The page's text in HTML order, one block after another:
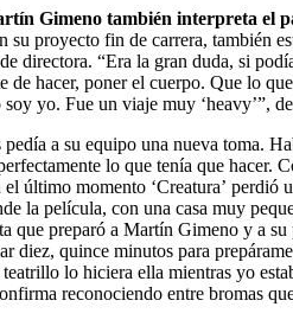
Gimeno también interpreta el
proyecto fin de carrera, también
directora. “Era la gran duda, si
de hacer, poner el cuerpo. Que lo
yo. Fue un viaje muy ‘heavy’”,
a su equipo una nueva toma.
lo que tenía que hacer.
último momento ‘Creatura’ perdió
la película, con una casa muy
que preparó a Martín Gimeno y a
diez, quince minutos para
lo hiciera ella mientras yo
reconociendo entre bromas